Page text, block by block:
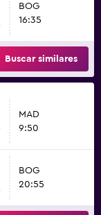
BOG
16:35
Buscar similares
MAD
9:50
BOG
20:55